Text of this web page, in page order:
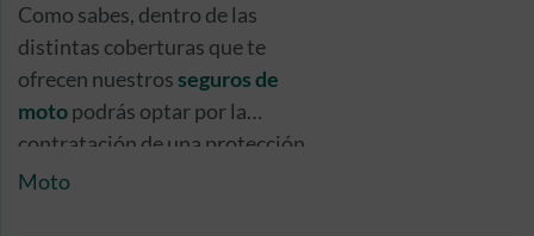
Como sabes, dentro de las
distintas coberturas que te
ofrecen nuestrosseguros de
motopodrás optar por la
contratación de una protección
específica para hacer frente a los
Moto